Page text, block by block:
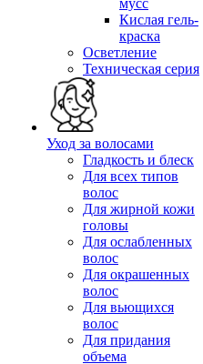
мусс
Кислая гель-
краска
Осветление
Техническая серия
Уход за волосами
Гладкость и блеск
Для всех типов
волос
Для жирной кожи
головы
Для ослабленных
волос
Для окрашенных
волос
Для вьющихся
волос
Для придания
объема